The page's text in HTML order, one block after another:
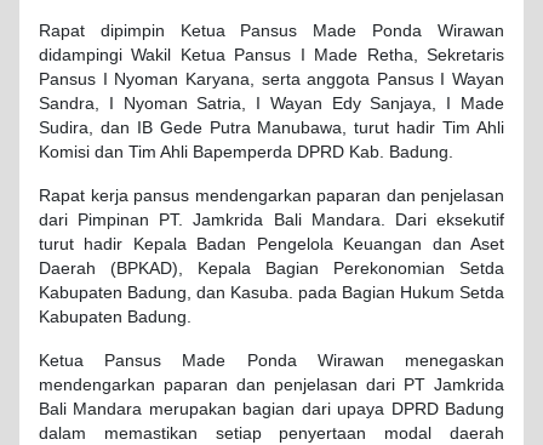
Rapat dipimpin Ketua Pansus Made Ponda Wirawan
didampingi Wakil Ketua Pansus I Made Retha, Sekretaris
Pansus I Nyoman Karyana, serta anggota Pansus I Wayan
Sandra, I Nyoman Satria, I Wayan Edy Sanjaya, I Made
Sudira, dan IB Gede Putra Manubawa, turut hadir Tim Ahli
Komisi dan Tim Ahli Bapemperda DPRD Kab. Badung.
Rapat kerja pansus mendengarkan paparan dan penjelasan
dari Pimpinan PT. Jamkrida Bali Mandara. Dari eksekutif
turut hadir Kepala Badan Pengelola Keuangan dan Aset
Daerah (BPKAD), Kepala Bagian Perekonomian Setda
Kabupaten Badung, dan Kasuba. pada Bagian Hukum Setda
Kabupaten Badung.
Ketua Pansus Made Ponda Wirawan menegaskan
mendengarkan paparan dan penjelasan dari PT Jamkrida
Bali Mandara merupakan bagian dari upaya DPRD Badung
dalam memastikan setiap penyertaan modal daerah